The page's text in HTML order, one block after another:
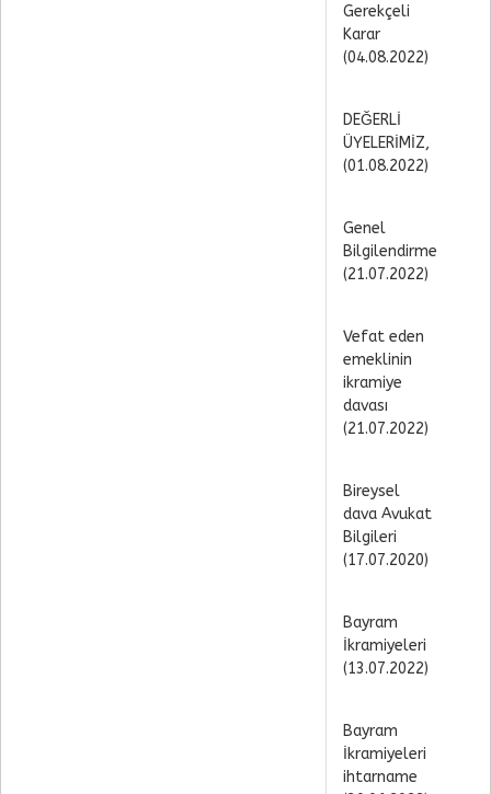
Gerekçeli
Karar
(04.08.2022)
DEĞERLİ
ÜYELERİMİZ,
(01.08.2022)
Genel
Bilgilendirme
(21.07.2022)
Vefat eden
emeklinin
ikramiye
davası
(21.07.2022)
Bireysel
dava Avukat
Bilgileri
(17.07.2020)
Bayram
İkramiyeleri
(13.07.2022)
Bayram
İkramiyeleri
ihtarname